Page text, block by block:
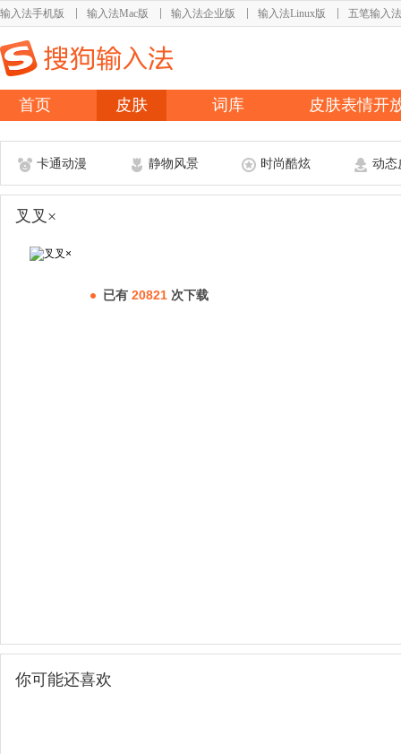
输入法手机版 输入法Mac版 输入法企业版 输入法Linux版 五笔输入法
首页 皮肤 词库 皮肤表情开
卡通动漫 静物风景 时尚酷炫 动态
叉叉×
已有 20821 次下载
你可能还喜欢